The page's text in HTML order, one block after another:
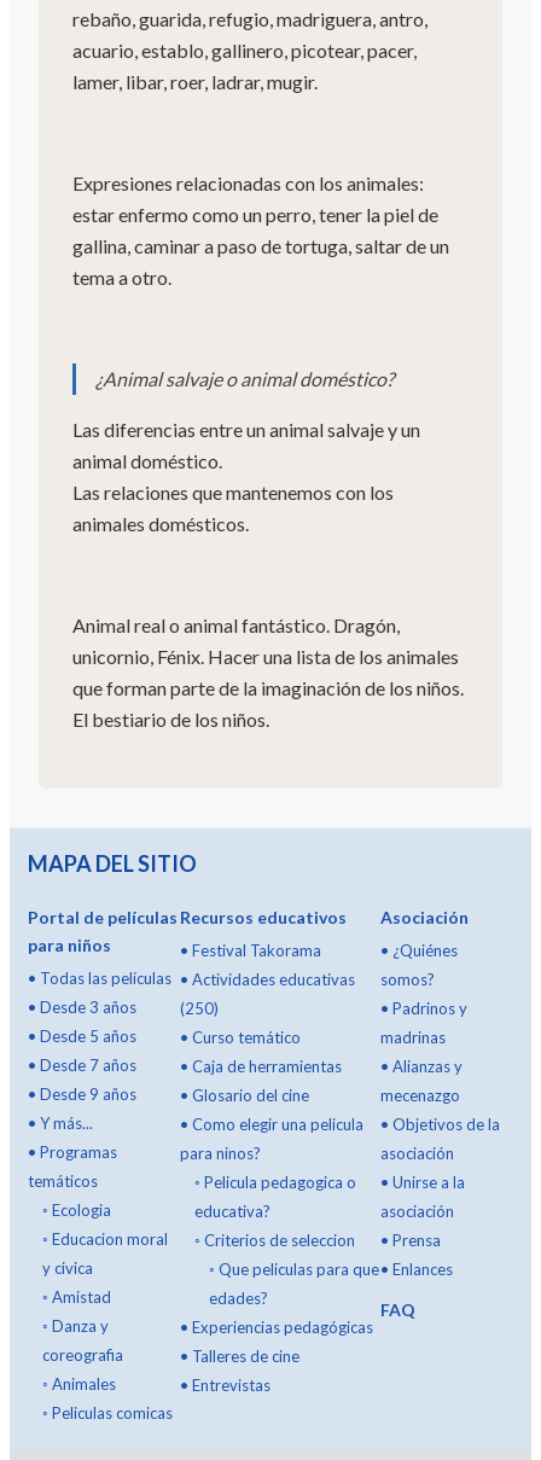
rebaño, guarida, refugio, madriguera, antro,
acuario, establo, gallinero, picotear, pacer,
lamer, libar, roer, ladrar, mugir.
Expresiones relacionadas con los animales:
estar enfermo como un perro, tener la piel de
gallina, caminar a paso de tortuga, saltar de un
tema a otro.
¿Animal salvaje o animal doméstico?
Las diferencias entre un animal salvaje y un
animal doméstico.
Las relaciones que mantenemos con los
animales domésticos.
Animal real o animal fantástico. Dragón,
unicornio, Fénix. Hacer una lista de los animales
que forman parte de la imaginación de los niños.
El bestiario de los niños.
MAPA DEL SITIO
Portal de películas
para niños
• Todas las películas
• Desde 3 años
• Desde 5 años
• Desde 7 años
• Desde 9 años
• Y más...
• Programas
temáticos
◦ Ecologia
◦ Educacion moral
y civica
◦ Amistad
◦ Danza y
coreografia
◦ Animales
◦ Peliculas comicas
Recursos educativos
• Festival Takorama
• Actividades educativas
(250)
• Curso temático
• Caja de herramientas
• Glosario del cine
• Como elegir una pelicula
para ninos?
◦ Pelicula pedagogica o
educativa?
◦ Criterios de seleccion
◦ Que peliculas para que
edades?
• Experiencias pedagógicas
• Talleres de cine
• Entrevistas
Asociación
• ¿Quiénes
somos?
•Padrinos y
madrinas
•Alianzas y
mecenazgo
•Objetivos de la
asociación
•Unirse a la
asociación
•Prensa
•Enlances
FAQ